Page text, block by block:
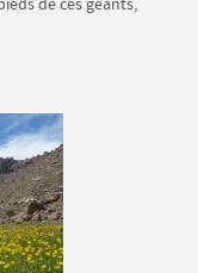
de ces géants,